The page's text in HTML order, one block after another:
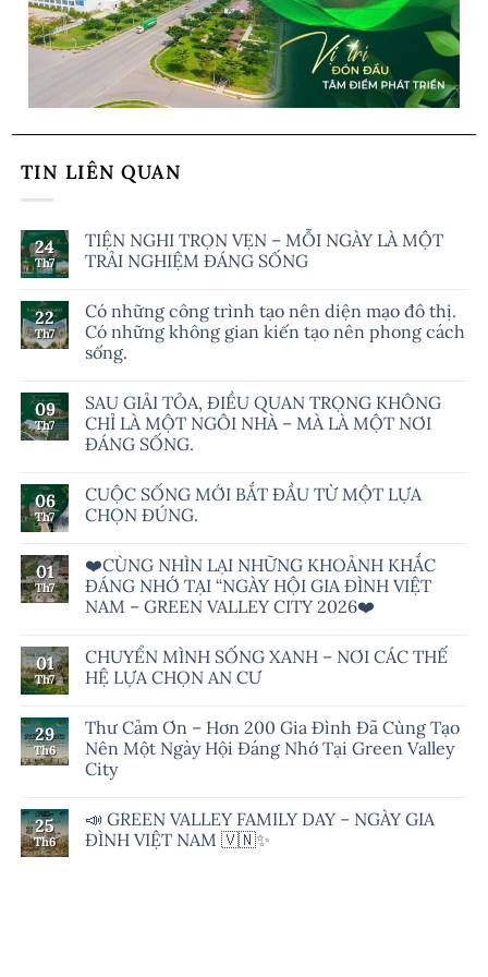
TIN LIÊN QUAN
24
Th7
TIỆN NGHI TRỌN VẸN – MỖI NGÀY LÀ MỘT
TRẢI NGHIỆM ĐÁNG SỐNG
22
Th7
Có những công trình tạo nên diện mạo đô thị.
Có những không gian kiến tạo nên phong cách
sống.
09
Th7
SAU GIẢI TỎA, ĐIỀU QUAN TRỌNG KHÔNG
CHỈ LÀ MỘT NGÔI NHÀ – MÀ LÀ MỘT NƠI
ĐÁNG SỐNG.
06
Th7
CUỘC SỐNG MỚI BẮT ĐẦU TỪ MỘT LỰA
CHỌN ĐÚNG.
01
Th7
❤️CÙNG NHÌN LẠI NHỮNG KHOẢNH KHẮC
ĐÁNG NHỚ TẠI “NGÀY HỘI GIA ĐÌNH VIỆT
NAM – GREEN VALLEY CITY 2026❤️
01
Th7
CHUYỂN MÌNH SỐNG XANH – NƠI CÁC THẾ
HỆ LỰA CHỌN AN CƯ
29
Th6
Thư Cảm Ơn – Hơn 200 Gia Đình Đã Cùng Tạo
Nên Một Ngày Hội Đáng Nhớ Tại Green Valley
City
25
Th6
📣 GREEN VALLEY FAMILY DAY – NGÀY GIA
ĐÌNH VIỆT NAM 🇻🇳✨